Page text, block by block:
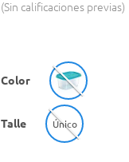
Sin calificaciones previas
Color
Talle Único